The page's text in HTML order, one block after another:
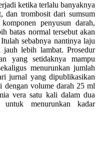
ketika terlalu banyaknya
dan trombosit dari sumsum
penyusun darah,
batas normal tersebut akan
sebabnya nantinya laju
lebih lambat. Prosedur
yang setidaknya mampu
menurunkan jumlah
jurnal yang dipublikasikan
dengan volume darah 25 ml
vera satu kali dalam dua
untuk menurunkan kadar